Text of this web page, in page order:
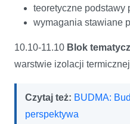
teoretyczne podstawy
wymagania stawiane
10.10-11.10 Blok
warstwie izolacji
Czytaj też: BUDMA:
perspektywa